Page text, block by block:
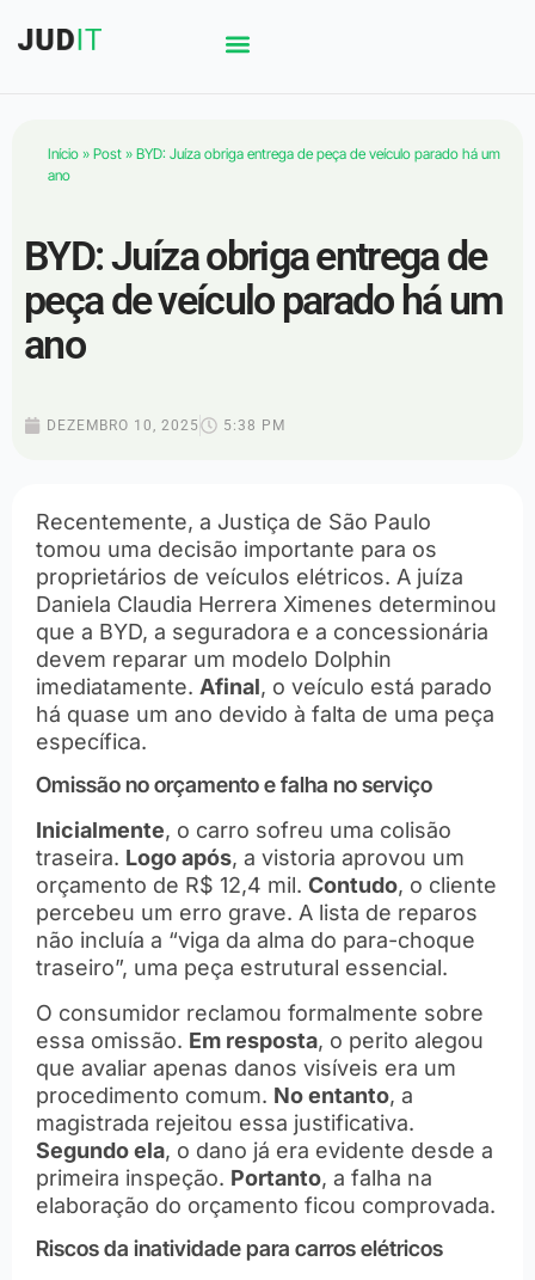
Início » Post » BYD: Juíza obriga entrega de peça de veículo parado há um
ano
BYD: Juíza obriga entrega de
peça de veículo parado há um
ano
DEZEMBRO 10, 2025 5:38 PM
Recentemente, a Justiça de São Paulo
tomou uma decisão importante para os
proprietários de veículos elétricos. A juíza
Daniela Claudia Herrera Ximenes determinou
que a BYD, a seguradora e a concessionária
devem reparar um modelo Dolphin
imediatamente. Afinal, o veículo está parado
há quase um ano devido à falta de uma peça
específica.
Omissão no orçamento e falha no serviço
Inicialmente, o carro sofreu uma colisão
traseira. Logo após, a vistoria aprovou um
orçamento de R$ 12,4 mil. Contudo, o cliente
percebeu um erro grave. A lista de reparos
não incluía a “viga da alma do para-choque
traseiro”, uma peça estrutural essencial.
O consumidor reclamou formalmente sobre
essa omissão. Em resposta, o perito alegou
que avaliar apenas danos visíveis era um
procedimento comum. No entanto, a
magistrada rejeitou essa justificativa.
Segundo ela, o dano já era evidente desde a
primeira inspeção. Portanto, a falha na
elaboração do orçamento ficou comprovada.
Riscos da inatividade para carros elétricos